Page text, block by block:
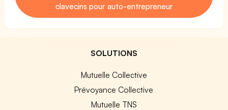
clavecins pour auto-entrepreneur
SOLUTIONS
Mutuelle Collective
Prévoyance Collective
Mutuelle TNS